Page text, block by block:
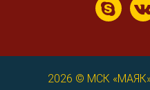
2026 © МСК